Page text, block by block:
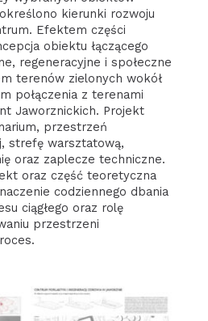
kierunki rozwoju
Efektem części
obiektu łączącego
regeneracyjne i społeczne
terenów zielonych wokół
połączenia z terenami
Jaworznickich. Projekt
przestrzeń
strefę warsztatową,
oraz zaplecze techniczne.
oraz część teoretyczna
codziennego dbania
ciągłego oraz rolę
przestrzeni